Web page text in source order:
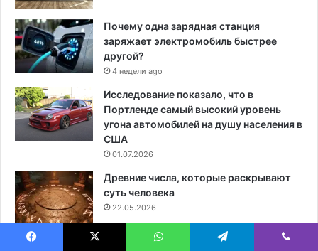
Почему одна зарядная станция
заряжает электромобиль быстрее
другой?
4 недели ago
Исследование показало, что в
Портленде самый высокий уровень
угона автомобилей на душу населения в
США
01.07.2026
Древние числа, которые раскрывают
суть человека
22.05.2026
Бесшовная профильная стальная труба